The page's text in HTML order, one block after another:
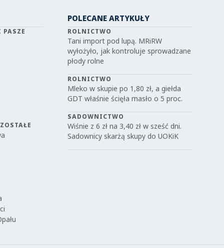
POLECANE ARTYKUŁY
ROLNICTWO
Tani import pod lupą. MRiRW
wyłożyło, jak kontroluje sprowadzane
płody rolne
ROLNICTWO
Mleko w skupie po 1,80 zł, a giełda
GDT właśnie ścięła masło o 5 proc.
SADOWNICTWO
Wiśnie z 6 zł na 3,40 zł w sześć dni.
Sadownicy skarżą skupy do UOKiK